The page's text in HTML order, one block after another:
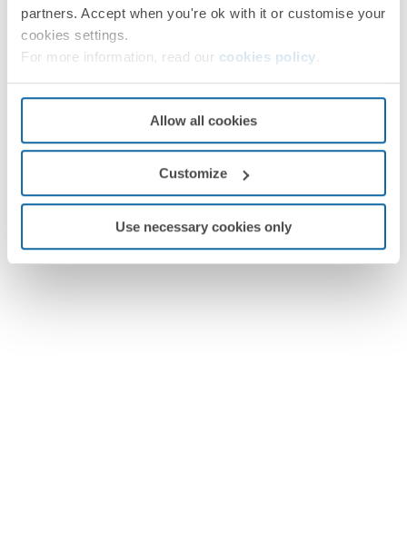
partners. Accept when you're ok with it or customise your
cookies settings.
For more information, read our cookies policy
Allow all cookies
Customize
Use necessary cookies only